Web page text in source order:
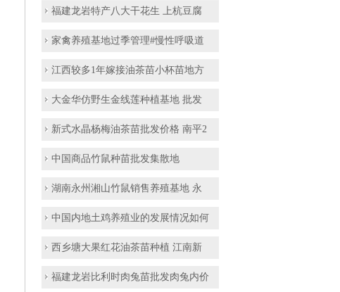
福建龙岩特产八大干花生 上杭豆腐
家禽养殖基地过季管理#慢性呼吸道
江西较多1年嫁接油茶苗小杯苗地方
大金华仿野生金线莲种植基地 批发
新式水晶杨梅油茶苗批发价格 南平2
中国商品竹鼠种苗批发集散地
湖南永州湘山竹鼠销售养殖基地 永
中国内地土鸡养殖业的发展情况如何
西乡塘大果红花油茶苗种植 江南新
福建龙岩比利时肉兔苗批发肉兔内价